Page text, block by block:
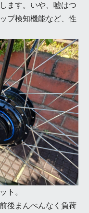
ます。いや、嘘はつ
プ検知機能など、性
ト。
後まんべんなく負荷